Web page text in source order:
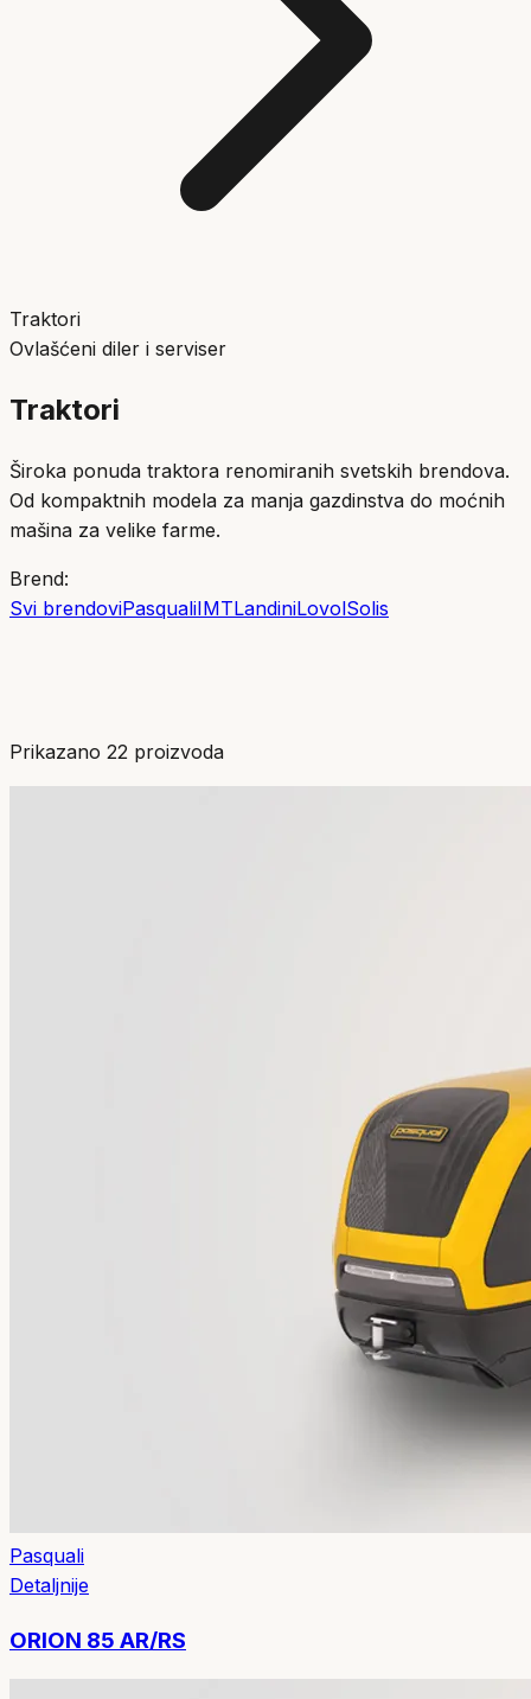
Traktori
Ovlašćeni diler i serviser
Traktori
Široka ponuda traktora renomiranih svetskih brendova.
Od kompaktnih modela za manja gazdinstva do moćnih
mašina za velike farme.
Brend:
Svi brendoviPasqualiIMTLandiniLovolSolis
Prikazano 22 proizvoda
Pasquali
Detaljnije
ORION 85 AR/RS